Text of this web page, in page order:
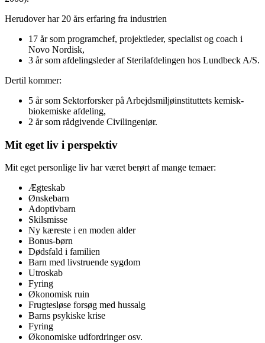
Herudover har 20 års erfaring fra industrien
17 år som programchef, projektleder, specialist og coach i
Novo Nordisk,
3 år som afdelingsleder af Sterilafdelingen hos Lundbeck A/S.
Dertil kommer:
5 år som Sektorforsker på Arbejdsmiljøinstituttets kemisk-
biokemiske afdeling,
2 år som rådgivende Civilingeniør.
Mit eget liv i perspektiv
Mit eget personlige liv har været berørt af mange temaer:
Ægteskab
Ønskebarn
Adoptivbarn
Skilsmisse
Ny kæreste i en moden alder
Bonus-børn
Dødsfald i familien
Barn med livstruende sygdom
Utroskab
Fyring
Økonomisk ruin
Frugtesløse forsøg med hussalg
Barns psykiske krise
Fyring
Økonomiske udfordringer osv.